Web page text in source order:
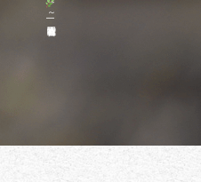
～|有限会社宮本造園